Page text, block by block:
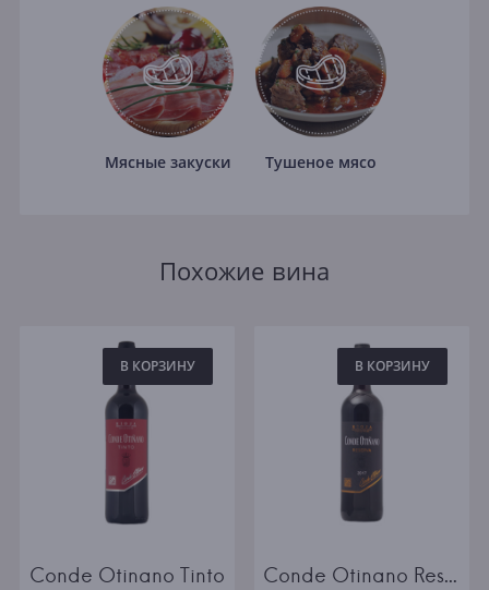
Мясные закуски Тушеное мясо
Похожие вина
В КОРЗИНУ
Conde Otinano Tinto
В КОРЗИНУ
Conde Otinano Reserva